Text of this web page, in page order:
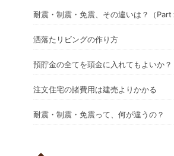
耐震・制震・免震、その違いは？（Part
洒落たリビングの作り方
預貯金の全てを頭金に入れてもよいか？
注文住宅の諸費用は建売よりかかる
耐震・制震・免震って、何が違うの？